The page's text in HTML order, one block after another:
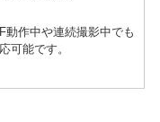
動作中や連続撮影中でも
可能です。